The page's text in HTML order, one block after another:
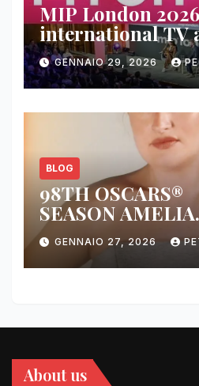
MIP London
international TV
streaming
GENNAIO 29, 2026
BLOG
98TH OSCARS®
SEASON AMELIA
DIMOLDENBERG
FOR THIRD
GENNAIO 27, 2026
About us